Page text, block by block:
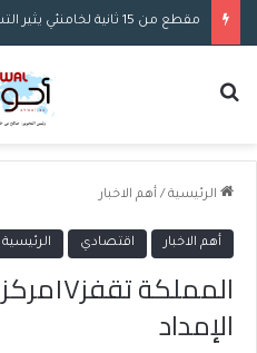
الرئيسية / أهم الاخبار
أهم الاخبار اقتصادي الرئيسية
الإمداد